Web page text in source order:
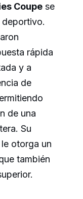
Coupe se
rápida
y a
de
de una
Su
otorga un
también